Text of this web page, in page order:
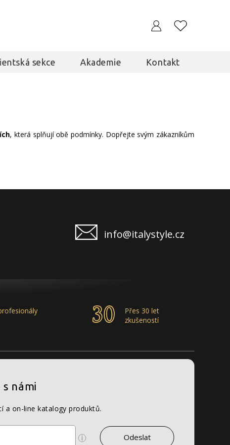
sekce Akademie Kontakt
, která splňují obě podmínky. Dopřejte svým zákazníkům
info@italystyle.cz
Přes 30 let
zkušeností
námi
a on-line katalogy produktů.